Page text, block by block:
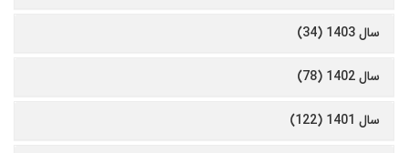
سال 1403 (34)
سال 1402 (78)
سال 1401 (122)